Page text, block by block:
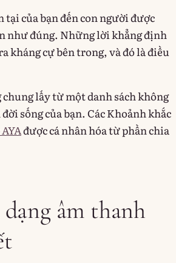
của bạn đến con người được
như đúng. Những lời khẳng định
kháng cự bên trong, và đó là điều
lấy từ một danh sách không
sống của bạn. Các Khoảnh khắc
được cá nhân hóa từ phần chia
âm thanh